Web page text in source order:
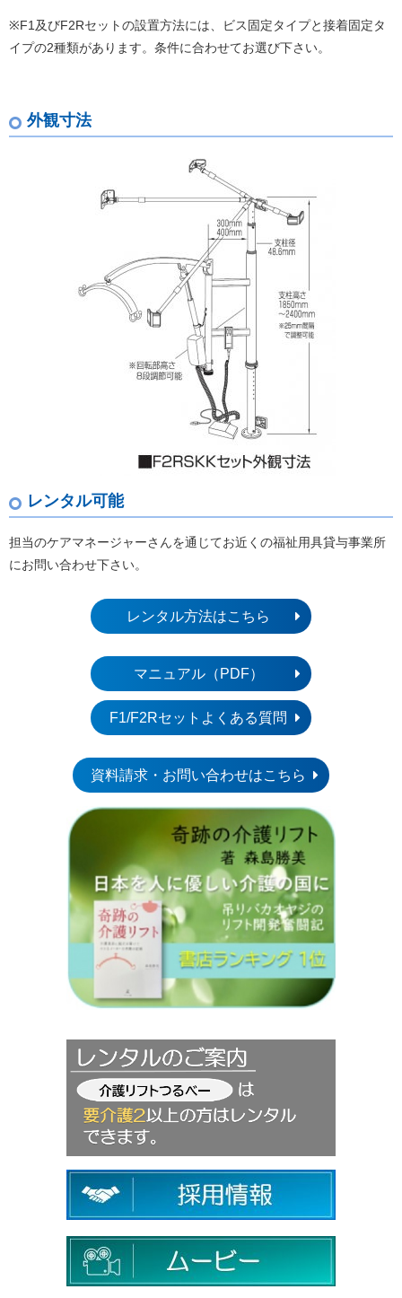
※F1及びF2Rセットの設置方法には、ビス固定タイプと接着固定タ
イプの2種類があります。条件に合わせてお選び下さい。
外観寸法
レンタル可能
担当のケアマネージャーさんを通じてお近くの福祉用具貸与事業所
にお問い合わせ下さい。
レンタル方法はこちら
マニュアル（PDF）
F1/F2Rセットよくある質問
資料請求・お問い合わせはこちら